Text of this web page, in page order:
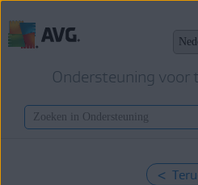
Ondersteuning voor
<